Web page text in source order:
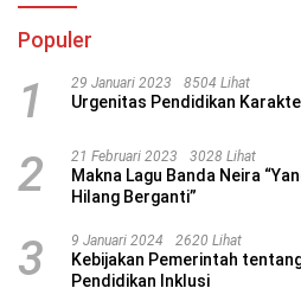
Populer
1 29 Januari 2023 8504 Lihat
Urgenitas Pendidikan
2 21 Februari 2023 3028 Lihat
Makna Lagu Banda Neira
Hilang Berganti”
3 9 Januari 2024 2620 Lihat
Kebijakan Pemerintah
Pendidikan Inklusi